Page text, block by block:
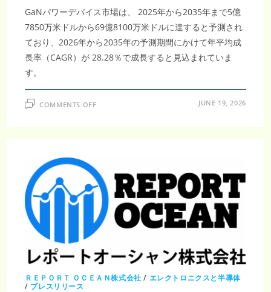
AI
半
導
体
需
要
が
急
GaNパワーデバイス市場は、 2025年から2035年まで5億
7850万米ドルから69億8100万米ドルに達すると予測され
ており、2026年から2035年の予測期間にかけて年平均成
長率（CAGR）が 28.28％で成長すると見込まれていま
す。
COMMENTS OFFON
市
場
調
査
レ
ポ
ー
ト
年
69
億
8100
万
JUNE 19, 2026
ＲＥＰＯＲＴ ＯＣＥＡＮ株式会社 / エレクトロニクスと半導体
/ プレスリリース